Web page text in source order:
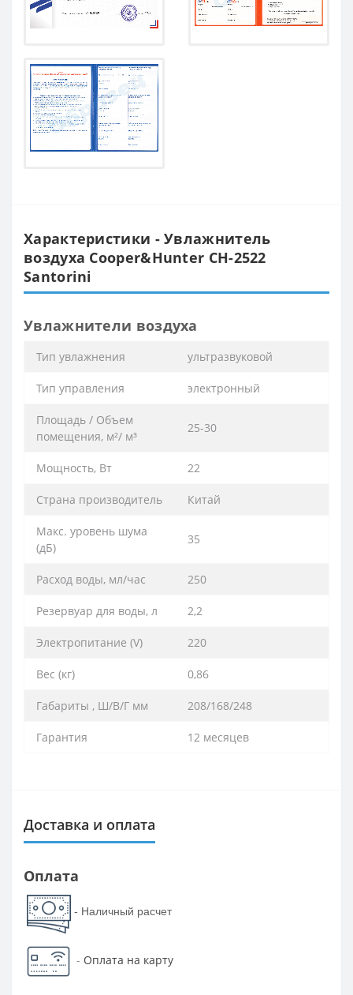
Характеристики - Увлажнитель
воздуха Cooper&Hunter CH-2522
Santorini
Увлажнители воздуха
Тип увлажнения ультразвуковой
Тип управления электронный
Площадь / Объем
помещения, м²/ м³
25-30
Мощность, Вт 22
Страна производитель Китай
Макс. уровень шума
(дБ)
35
Расход воды, мл/час 250
Резервуар для воды, л 2,2
Электропитание (V) 220
Вес (кг) 0,86
Габариты , Ш/В/Г мм 208/168/248
Гарантия 12 месяцев
Доставка и оплата
Оплата
- Наличный расчет
- Оплата на карту